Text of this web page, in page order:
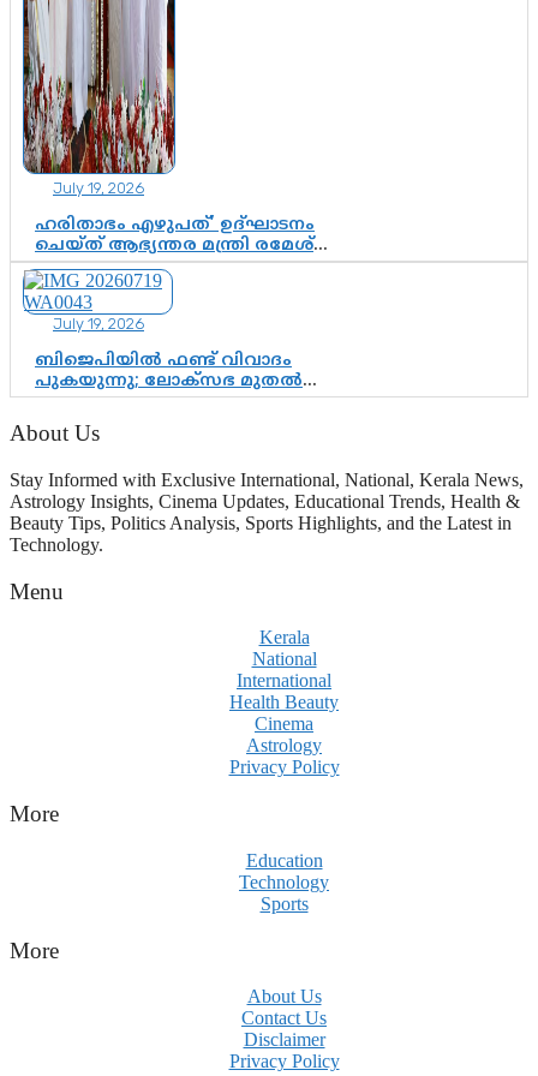
July 19, 2026
ഹരിതാഭം എഴുപത്’ ഉദ്ഘാടനം
ചെയ്ത് ആഭ്യന്തര മന്ത്രി രമേശ്
ചെന്നിത്തല; ആർ. ഹരികുമാറിന്റെ
സപ്തതി ആഘോഷങ്ങൾക്ക്
പ്രൗഢമായ തുടക്കം
July 19, 2026
ബിജെപിയിൽ ഫണ്ട് വിവാദം
പുകയുന്നു; ലോക്സഭ മുതൽ
നിയമസഭ വരെ 140 മണ്ഡലങ്ങളിലെ
ഫണ്ട് വിനിയോഗം
പരിശോധിക്കുമോ? കേന്ദ്രത്തിനും
ഘടകത്തോട് അതൃപ്തി
About Us
Stay Informed with Exclusive International, National, Kerala News,
Astrology Insights, Cinema Updates, Educational Trends, Health &
Beauty Tips, Politics Analysis, Sports Highlights, and the Latest in
Technology.
Menu
Kerala
National
International
Health Beauty
Cinema
Astrology
Privacy Policy
More
Education
Technology
Sports
More
About Us
Contact Us
Disclaimer
Privacy Policy